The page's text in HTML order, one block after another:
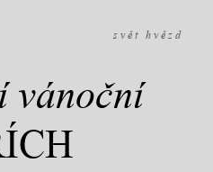
s v ě t h v ě z d
vánoční